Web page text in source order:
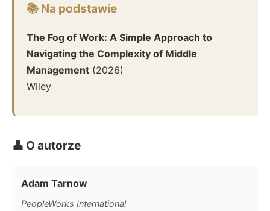
📚 Na podstawie
The Fog of Work: A Simple Approach to
Navigating the Complexity of Middle
Management (2026)
Wiley
👤 O autorze
Adam Tarnow
PeopleWorks International